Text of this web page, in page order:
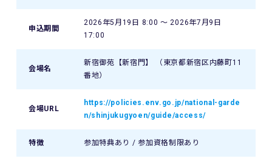
申込期間
2026年5月19日 8:00 〜 2026年7月9日
17:00
会場名
新宿御苑【新宿門】 （東京都新宿区内藤町11
番地）
会場URL
https://policies.env.go.jp/national-garde
n/shinjukugyoen/guide/access/
特徴 参加特典あり / 参加資格制限あり